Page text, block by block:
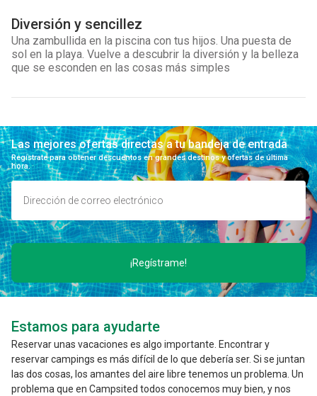
Diversión y sencillez
Una zambullida en la piscina con tus hijos. Una puesta de
sol en la playa. Vuelve a descubrir la diversión y la belleza
que se esconden en las cosas más simples
Las mejores ofertas directas a tu bandeja de entrada
Regístrate para obtener descuentos en grandes destinos y ofertas de última
hora.
¡Regístrame!
Estamos para ayudarte
Reservar unas vacaciones es algo importante. Encontrar y
reservar campings es más difícil de lo que debería ser. Si se juntan
las dos cosas, los amantes del aire libre tenemos un problema. Un
problema que en Campsited todos conocemos muy bien, y nos